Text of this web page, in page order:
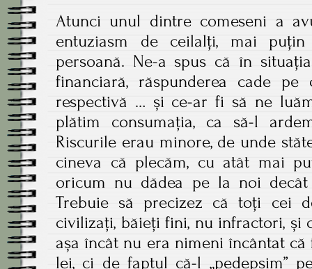
Atunci unul dintre comeseni a
entuziasm de ceilalți, mai
persoană. Ne-a spus că în
financiară, răspunderea cade
respectivă … și ce-ar fi să ne
plătim consumația, ca să-l
Riscurile erau minore, de unde
cineva că plecăm, cu atât mai
oricum nu dădea pe la noi
Trebuie să precizez că toți cei
civilizați, băieți fini, nu infractori, și
așa încât nu era nimeni încântat
lei, ci de faptul că-l „pedepsim”